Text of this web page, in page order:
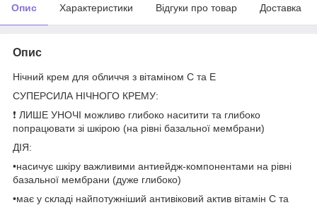
Опис Характеристики Відгуки про товар Доставка
Опис
Нічний крем для обличчя з вітаміном С та Е
СУПЕРСИЛА НІЧНОГО КРЕМУ:
❗️ ЛИШЕ УНОЧІ можливо глибоко наситити та глибоко
попрацювати зі шкірою (на рівні базальної мембрани)
ДІЯ:
•насичує шкіру важливими антиейдж-компонентами на рівні
базальної мембрани (дуже глибоко)
•має у складі найпотужніший антивіковий актив вітамін С та